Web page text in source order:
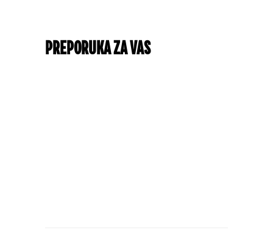
PREPORUKA ZA VAS